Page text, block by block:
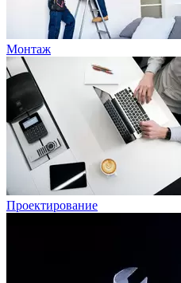
Монтаж
Проектирование